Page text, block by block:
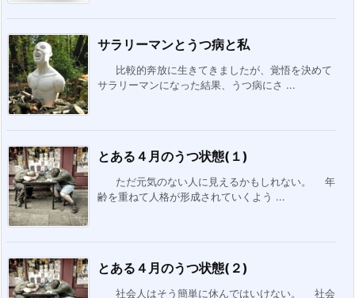
サラリーマンとうつ病と私
比較的奔放に生きてきましたが、覚悟を決めて
サラリーマンになった結果、うつ病にさ ...
とある４月のうつ状態(１)
ただ元気のない人に見えるかもしれない。 年
齢を重ねて人格が形成されていくよう ...
とある４月のうつ状態(２)
社会人はそう簡単に休んではいけない。 社会